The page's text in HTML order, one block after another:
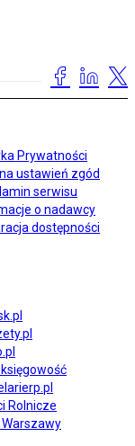
Prywatności
ustawień zgód
serwisu
o nadawcy
dostępności
księgowość
Rolnicze
Warszawy